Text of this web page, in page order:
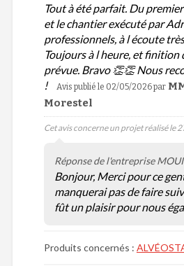
Tout à été parfait. Du
et le chantier exécuté par
professionnels, à l écoute
Toujours à l heure, et finition
prévue. Bravo 👏👏 Nous
!
Avis publié le 02/05/2026par
Morestel
Cet avis concerne un projet réalisé le
Réponse de l'entreprise
Bonjour, Merci pour ce
manquerai pas de faire
fût un plaisir pour nous
Produits concernés :